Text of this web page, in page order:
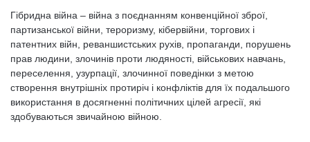
Гібридна війна – війна з поєднанням конвенційної зброї,
партизанської війни, тероризму, кібервійни, торгових і
патентних війн, реваншистських рухів, пропаганди, порушень
прав людини, злочинів проти людяності, військових навчань,
переселення, узурпації, злочинної поведінки з метою
створення внутрішніх протиріч і конфліктів для їх подальшого
використання в досягненні політичних цілей агресії, які
здобуваються звичайною війною.